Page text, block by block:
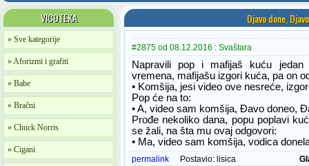
VICOTEKA
» Sve kategorije
» Aforizmi i grafiti
» Babe
» Bračni
» Chuck Norris
» Cigani
Djavo done,
#2875 od 08.12.2016 : Svaštara
Napravili pop i mafijaš kuću jedan
vremena, mafijašu izgori kuća, pa on
• Komšija, jesi video ove nesreće,
Pop će na to:
• A, video sam komšija, Đavo doneo,
Prođe nekoliko dana, popu poplavi
se žali, na šta mu ovaj odgovori:
• Ma, video sam komšija, vodica
permalink Postavio: lisica